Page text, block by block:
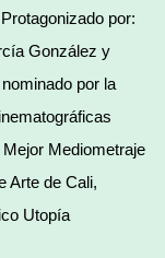
por:
González y
por la
Mediometraje
Arte de Cali,
Utopía